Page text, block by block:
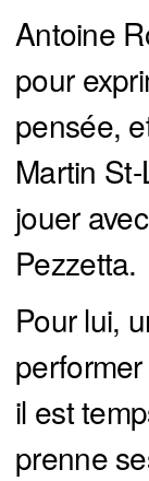
Antoine
pour
pensée,
Martin
jouer
Pezzetta.
Pour lui,
il est
prenne